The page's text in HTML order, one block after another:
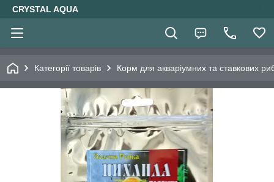
CRYSTAL AQUA
Категорії товарів Корм для акваріумних та ставкових